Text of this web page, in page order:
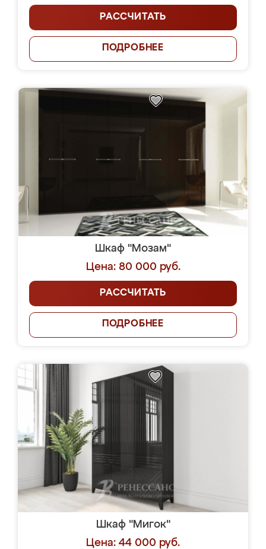
РАССЧИТАТЬ
ПОДРОБНЕЕ
Шкаф "Мозам"
Цена: 80 000 руб.
РАССЧИТАТЬ
ПОДРОБНЕЕ
Шкаф "Мигок"
Цена: 44 000 руб.